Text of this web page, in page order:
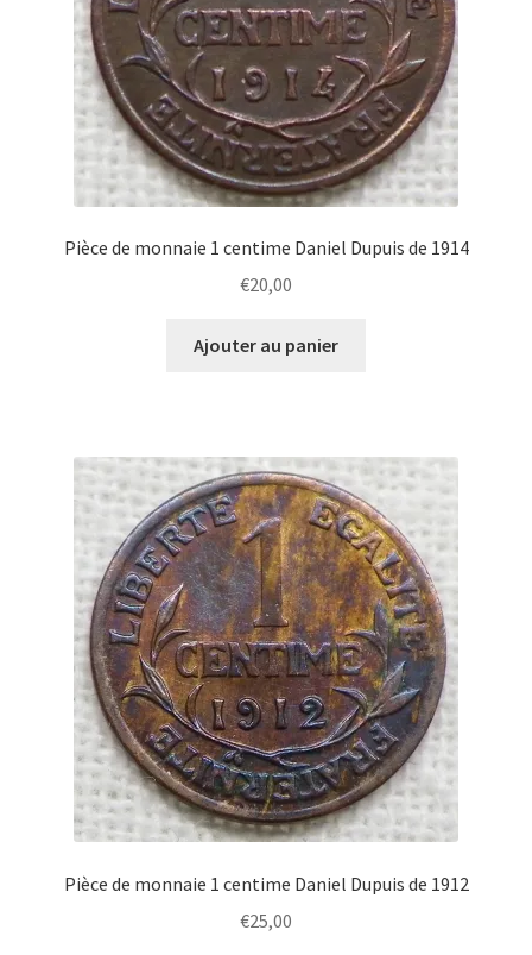
Pièce de monnaie 1 centime Daniel Dupuis de 1914
€20,00
Ajouter au panier
Pièce de monnaie 1 centime Daniel Dupuis de 1912
€25,00